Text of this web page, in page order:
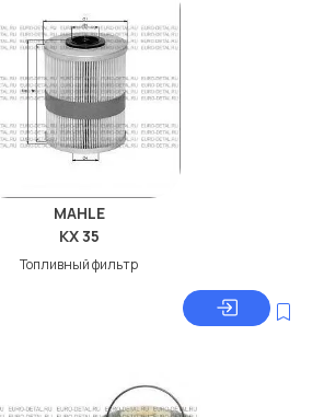
MAHLE
KX 35
Топливный фильтр